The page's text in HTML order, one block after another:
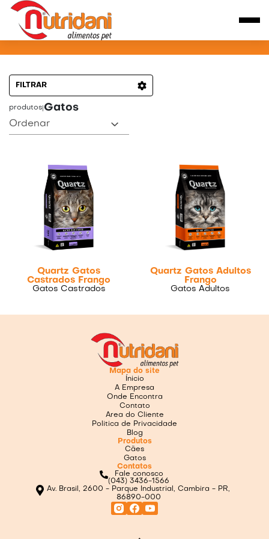
PRODUTOS PARA GATOS
FILTRAR
produtos Gatos
Ordenar
Quartz Gatos
Castrados Frango
Gatos Castrados
Quartz Gatos Adultos
Frango
Gatos Adultos
Mapa do site
Ínicio
A Empresa
Onde Encontra
Contato
Area do Cliente
Politica de Privacidade
Blog
Produtos
Cães
Gatos
Contatos
Fale conosco
(043) 3436-1566
Av. Brasil, 2600 - Parque Industrial, Cambira - PR,
86890-000